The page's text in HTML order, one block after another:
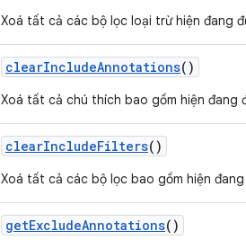
Xoá tất cả các bộ lọc loại trừ hiện đang
clearIncludeAnnotations()
Xoá tất cả chú thích bao gồm hiện đang
clearIncludeFilters()
Xoá tất cả các bộ lọc bao gồm hiện
getExcludeAnnotations()